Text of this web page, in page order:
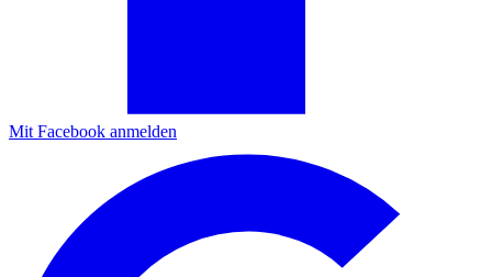
Mit Facebook anmelden